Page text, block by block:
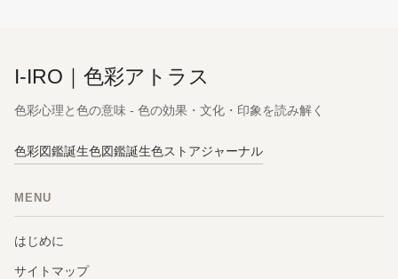
I-IRO｜色彩アトラス
色彩心理と色の意味 - 色の効果・文化・印象を読み解く
色彩図鑑誕生色図鑑誕生色ストアジャーナル
MENU
はじめに
サイトマップ